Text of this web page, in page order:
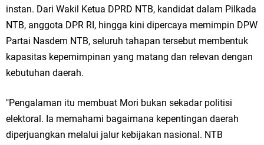
instan. Dari Wakil Ketua DPRD NTB, kandidat dalam Pilkada
NTB, anggota DPR RI, hingga kini dipercaya memimpin DPW
Partai Nasdem NTB, seluruh tahapan tersebut membentuk
kapasitas kepemimpinan yang matang dan relevan dengan
kebutuhan daerah.
"Pengalaman itu membuat Mori bukan sekadar politisi
elektoral. Ia memahami bagaimana kepentingan daerah
diperjuangkan melalui jalur kebijakan nasional. NTB